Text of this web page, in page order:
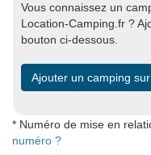
Vous connaissez un
Location-Camping.fr ?
bouton ci-dessous.
Ajouter un camping
* Numéro de mise en
numéro ?